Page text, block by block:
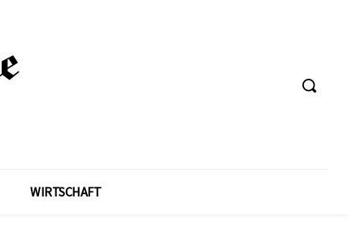
WIRTSCHAFT